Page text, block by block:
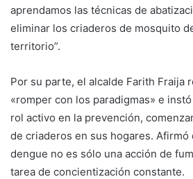
aprendamos las técnicas de
eliminar los criaderos de mosquito
territorio”.
Por su parte, el alcalde Farith Fraija
«romper con los paradigmas» e
rol activo en la prevención,
de criaderos en sus hogares. Afirmó
dengue no es sólo una acción de
tarea de concientización constante.